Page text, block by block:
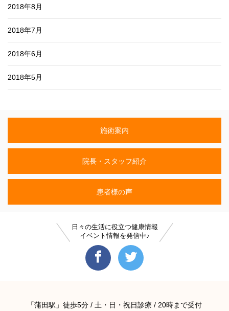
2018年8月
2018年7月
2018年6月
2018年5月
施術案内
院長・スタッフ紹介
患者様の声
日々の生活に役立つ健康情報
イベント情報を発信中♪
「蒲田駅」徒歩5分 / 土・日・祝日診療 / 20時まで受付